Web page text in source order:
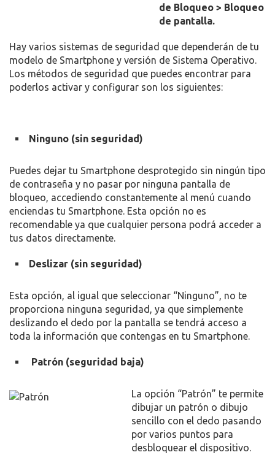
de Bloqueo > Bloqueo
de pantalla.
Hay varios sistemas de seguridad que dependerán de tu
modelo de Smartphone y versión de Sistema Operativo.
Los métodos de seguridad que puedes encontrar para
poderlos activar y configurar son los siguientes:
Ninguno (sin seguridad)
Puedes dejar tu Smartphone desprotegido sin ningún tipo
de contraseña y no pasar por ninguna pantalla de
bloqueo, accediendo constantemente al menú cuando
enciendas tu Smartphone. Esta opción no es
recomendable ya que cualquier persona podrá acceder a
tus datos directamente.
Deslizar (sin seguridad)
Esta opción, al igual que seleccionar “Ninguno”, no te
proporciona ninguna seguridad, ya que simplemente
deslizando el dedo por la pantalla se tendrá acceso a
toda la información que contengas en tu Smartphone.
Patrón (seguridad baja)
La opción “Patrón” te permite
dibujar un patrón o dibujo
sencillo con el dedo pasando
por varios puntos para
desbloquear el dispositivo.